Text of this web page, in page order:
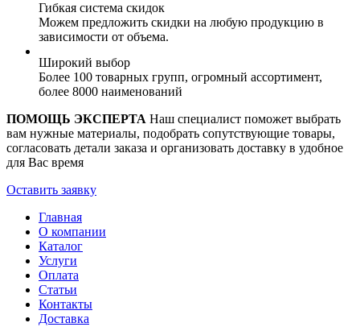
Гибкая система скидок
Можем предложить скидки на любую продукцию в
зависимости от объема.
Широкий выбор
Более 100 товарных групп, огромный ассортимент,
более 8000 наименований
ПОМОЩЬ ЭКСПЕРТА Наш специалист поможет выбрать
вам нужные материалы, подобрать сопутствующие товары,
согласовать детали заказа и организовать доставку в удобное
для Вас время
Оставить заявку
Главная
О компании
Каталог
Услуги
Оплата
Статьи
Контакты
Доставка